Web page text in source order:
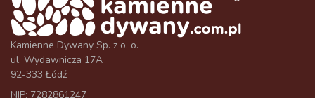
Kamienne Dywany Sp. z o. o.
ul. Wydawnicza 17A
92-333 Łódź
NIP: 7282861247